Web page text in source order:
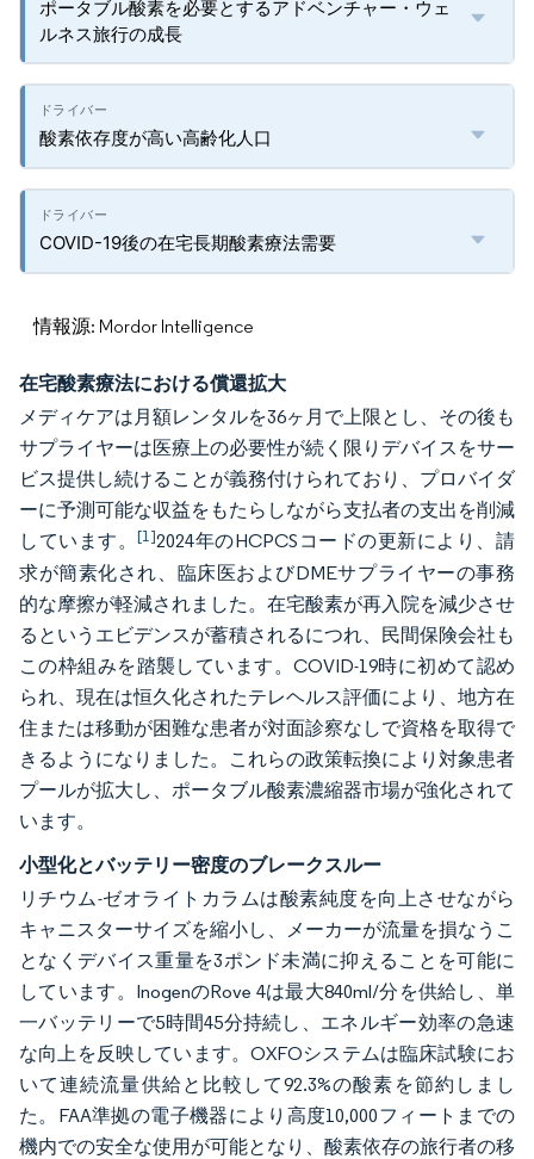
ポータブル酸素を必要とするアドベンチャー・ウェ
ルネス旅行の成長
酸素依存度が高い高齢化人口
COVID-19後の在宅長期酸素療法需要
情報源: Mordor Intelligence
在宅酸素療法における償還拡大
メディケアは月額レンタルを36ヶ月で上限とし、その後も
サプライヤーは医療上の必要性が続く限りデバイスをサー
ビス提供し続けることが義務付けられており、プロバイダ
ーに予測可能な収益をもたらしながら支払者の支出を削減
しています。[1]2024年のHCPCSコードの更新により、請
求が簡素化され、臨床医およびDMEサプライヤーの事務
的な摩擦が軽減されました。在宅酸素が再入院を減少させ
るというエビデンスが蓄積されるにつれ、民間保険会社も
この枠組みを踏襲しています。COVID-19時に初めて認め
られ、現在は恒久化されたテレヘルス評価により、地方在
住または移動が困難な患者が対面診察なしで資格を取得で
きるようになりました。これらの政策転換により対象患者
プールが拡大し、ポータブル酸素濃縮器市場が強化されて
います。
小型化とバッテリー密度のブレークスルー
リチウム-ゼオライトカラムは酸素純度を向上させながら
キャニスターサイズを縮小し、メーカーが流量を損なうこ
となくデバイス重量を3ポンド未満に抑えることを可能に
しています。InogenのRove 4は最大840ml/分を供給し、単
一バッテリーで5時間45分持続し、エネルギー効率の急速
な向上を反映しています。OXFOシステムは臨床試験にお
いて連続流量供給と比較して92.3%の酸素を節約しまし
た。FAA準拠の電子機器により高度10,000フィートまでの
機内での安全な使用が可能となり、酸素依存の旅行者の移